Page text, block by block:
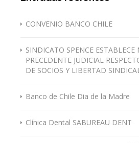
CONVENIO BANCO CHILE
SINDICATO SPENCE ESTABLECE
PRECEDENTE JUDICIAL
DE SOCIOS Y LIBERTAD
Banco de Chile Dia de la Madre
Clínica Dental SABUREAU DENT